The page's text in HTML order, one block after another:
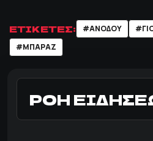
ΕΤΙΚΕΤΕΣ: #ΑΝΟΔΟΥ
#ΜΠΑΡΑΖ
ΡΟΗ